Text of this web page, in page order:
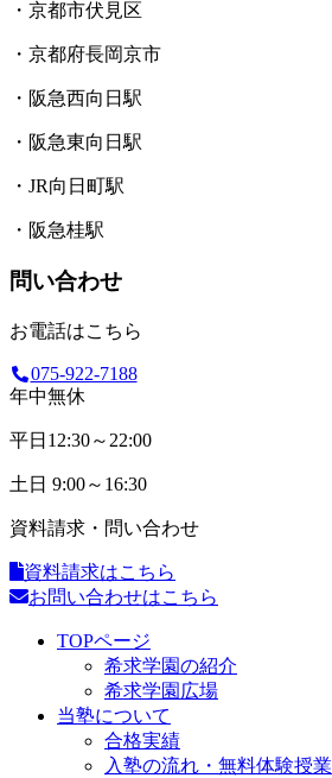
・京都市伏見区
・京都府長岡京市
・阪急西向日駅
・阪急東向日駅
・JR向日町駅
・阪急桂駅
問い合わせ
お電話はこちら
075-922-7188
年中無休
平日 12:30～22:00
土日 9:00～16:30
資料請求・問い合わせ
資料請求はこちら
お問い合わせはこちら
TOPページ
希求学園の紹介
希求学園広場
当塾について
合格実績
入塾の流れ・無料体験授業